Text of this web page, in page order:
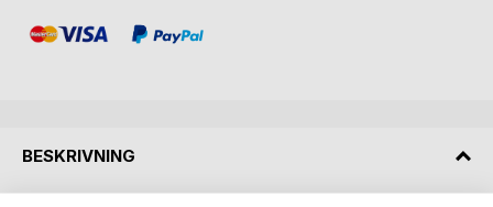
BESKRIVNING